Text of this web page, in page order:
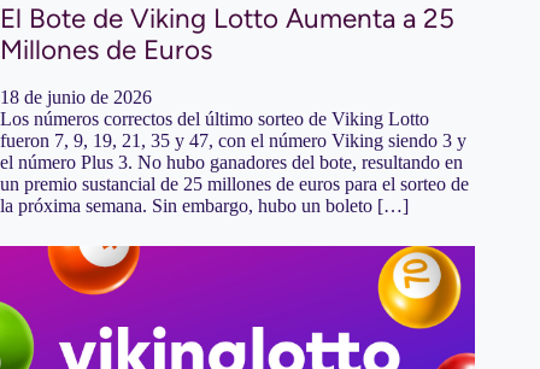
El Bote de Viking Lotto Aumenta a 25
Millones de Euros
18 de junio de 2026
Los números correctos del último sorteo de Viking Lotto
fueron 7, 9, 19, 21, 35 y 47, con el número Viking siendo 3 y
el número Plus 3. No hubo ganadores del bote, resultando en
un premio sustancial de 25 millones de euros para el sorteo de
la próxima semana. Sin embargo, hubo un boleto […]